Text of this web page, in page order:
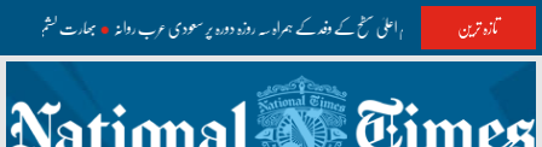
تازہ ترین وزیراعظم اعلیٰ سطح کے وفد کے ہمراہ سہ روزہ دورہ پر سعودی عرب روانہ بھارت کشمیر